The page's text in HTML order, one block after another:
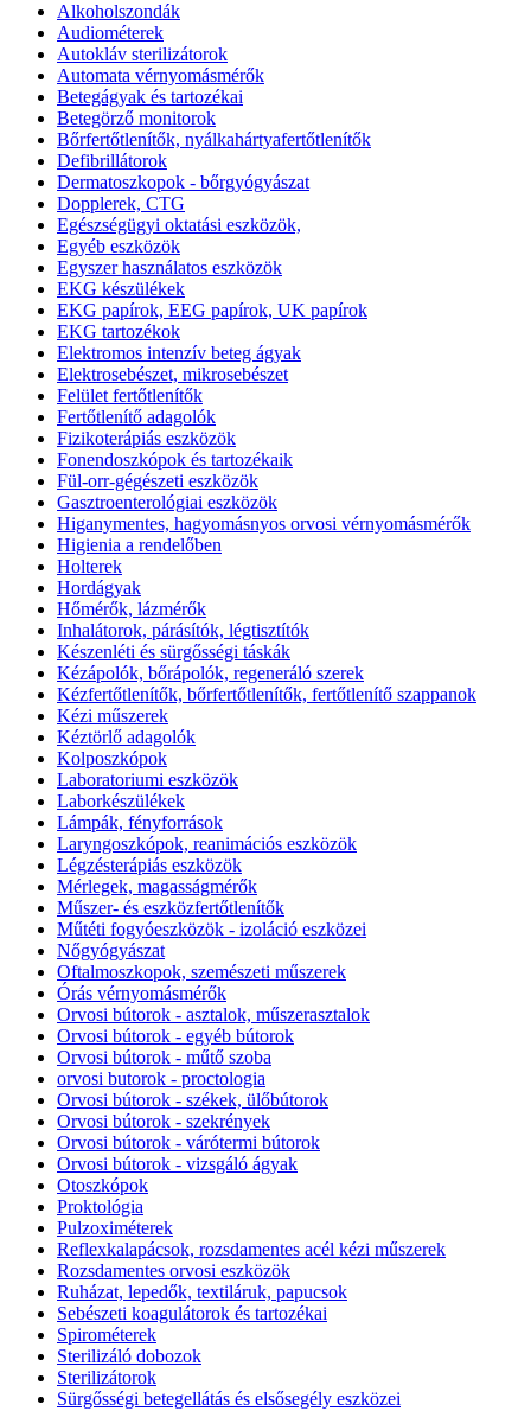
Alkoholszondák
Audiométerek
Autokláv sterilizátorok
Automata vérnyomásmérők
Betegágyak és tartozékai
Betegörző monitorok
Bőrfertőtlenítők, nyálkahártyafertőtlenítők
Defibrillátorok
Dermatoszkopok - bőrgyógyászat
Dopplerek, CTG
Egészségügyi oktatási eszközök,
Egyéb eszközök
Egyszer használatos eszközök
EKG készülékek
EKG papírok, EEG papírok, UK papírok
EKG tartozékok
Elektromos intenzív beteg ágyak
Elektrosebészet, mikrosebészet
Felület fertőtlenítők
Fertőtlenítő adagolók
Fizikoterápiás eszközök
Fonendoszkópok és tartozékaik
Fül-orr-gégészeti eszközök
Gasztroenterológiai eszközök
Higanymentes, hagyomásnyos orvosi vérnyomásmérők
Higienia a rendelőben
Holterek
Hordágyak
Hőmérők, lázmérők
Inhalátorok, párásítók, légtisztítók
Készenléti és sürgősségi táskák
Kézápolók, bőrápolók, regeneráló szerek
Kézfertőtlenítők, bőrfertőtlenítők, fertőtlenítő szappanok
Kézi műszerek
Kéztörlő adagolók
Kolposzkópok
Laboratoriumi eszközök
Laborkészülékek
Lámpák, fényforrások
Laryngoszkópok, reanimációs eszközök
Légzésterápiás eszközök
Mérlegek, magasságmérők
Műszer- és eszközfertőtlenítők
Műtéti fogyóeszközök - izoláció eszközei
Nőgyógyászat
Oftalmoszkopok, szemészeti műszerek
Órás vérnyomásmérők
Orvosi bútorok - asztalok, műszerasztalok
Orvosi bútorok - egyéb bútorok
Orvosi bútorok - műtő szoba
orvosi butorok - proctologia
Orvosi bútorok - székek, ülőbútorok
Orvosi bútorok - szekrények
Orvosi bútorok - várótermi bútorok
Orvosi bútorok - vizsgáló ágyak
Otoszkópok
Proktológia
Pulzoximéterek
Reflexkalapácsok, rozsdamentes acél kézi műszerek
Rozsdamentes orvosi eszközök
Ruházat, lepedők, textiláruk, papucsok
Sebészeti koagulátorok és tartozékai
Spirométerek
Sterilizáló dobozok
Sterilizátorok
Sürgősségi betegellátás és elsősegély eszközei